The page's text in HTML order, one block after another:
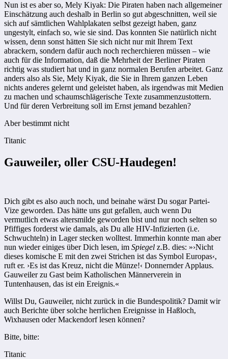
Nun ist es aber so, Mely Kiyak: Die Piraten haben nach allgemeiner
Einschätzung auch deshalb in Berlin so gut abgeschnitten, weil sie
sich auf sämtlichen Wahlplakaten selbst gezeigt haben, ganz
ungestylt, einfach so, wie sie sind. Das konnten Sie natürlich nicht
wissen, denn sonst hätten Sie sich nicht nur mit Ihrem Text
abrackern, sondern dafür auch noch recherchieren müssen – wie
auch für die Information, daß die Mehrheit der Berliner Piraten
richtig was studiert hat und in ganz normalen Berufen arbeitet. Ganz
anders also als Sie, Mely Kiyak, die Sie in Ihrem ganzen Leben
nichts anderes gelernt und geleistet haben, als irgendwas mit Medien
zu machen und schaumschlägerische Texte zusammenzustottern.
Und für deren Verbreitung soll im Ernst jemand bezahlen?
Aber bestimmt nicht
Titanic
Gauweiler, oller CSU-Haudegen!
Dich gibt es also auch noch, und beinahe wärst Du sogar Partei-
Vize geworden. Das hätte uns gut gefallen, auch wenn Du
vermutlich etwas altersmilde geworden bist und nur noch selten so
Pfiffiges forderst wie damals, als Du alle HIV-Infizierten (i.e.
Schwuchteln) in Lager stecken wolltest. Immerhin konnte man aber
nun wieder einiges über Dich lesen, im Spiegel z.B. dies: »›Nicht
dieses komische E mit den zwei Strichen ist das Symbol Europas‹,
ruft er. ›Es ist das Kreuz, nicht die Münze!‹ Donnernder Applaus.
Gauweiler zu Gast beim Katholischen Männerverein in
Tuntenhausen, das ist ein Ereignis.«
Willst Du, Gauweiler, nicht zurück in die Bundespolitik? Damit wir
auch Berichte über solche herrlichen Ereignisse in Haßloch,
Wixhausen oder Mackendorf lesen können?
Bitte, bitte:
Titanic